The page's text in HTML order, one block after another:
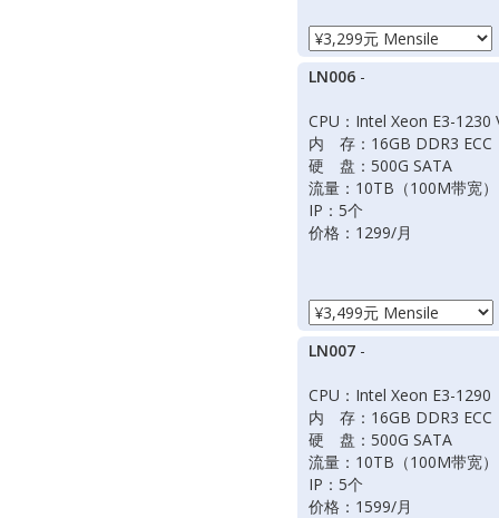
LN006 -
CPU：Intel Xeon E3-1230
内 存：16GB DDR3 ECC
硬 盘：500G SATA
流量：10TB（100M带宽）
IP：5个
价格：1299/月
LN007 -
CPU：Intel Xeon E3-1290
内 存：16GB DDR3 ECC
硬 盘：500G SATA
流量：10TB（100M带宽）
IP：5个
价格：1599/月